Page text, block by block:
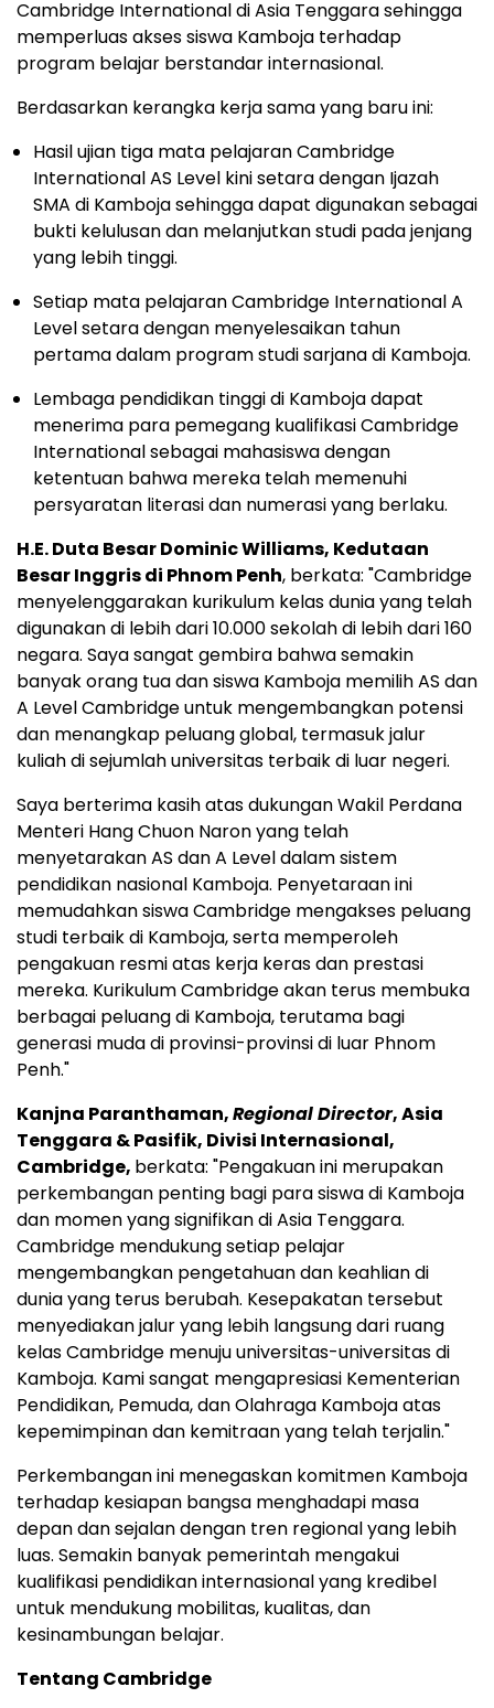
Cambridge International diAsia Tenggarasehingga
memperluas akses siswa Kamboja terhadap
program belajar berstandar internasional.
Berdasarkan kerangka kerja sama yang baru ini:
Hasil ujian tiga mata pelajaran Cambridge
International AS Level kini setara dengan Ijazah
SMA di Kamboja sehingga dapat digunakan sebagai
bukti kelulusan dan melanjutkan studi pada jenjang
yang lebih tinggi.
Setiap mata pelajaran Cambridge International A
Level setara dengan menyelesaikan tahun
pertama dalam program studi sarjana di Kamboja.
Lembaga pendidikan tinggi di Kamboja dapat
menerima para pemegang kualifikasi Cambridge
International sebagai mahasiswa dengan
ketentuan bahwa mereka telah memenuhi
persyaratan literasi dan numerasi yang berlaku.
H.E.Duta Besar Dominic Williams, Kedutaan
Besar Inggris di Phnom Penh, berkata: "Cambridge
menyelenggarakan kurikulum kelas dunia yang telah
digunakan di lebih dari 10.000 sekolah di lebih dari 160
negara. Saya sangat gembira bahwa semakin
banyak orang tua dan siswa Kamboja memilih AS dan
A Level Cambridge untuk mengembangkan potensi
dan menangkap peluang global, termasuk jalur
kuliah di sejumlah universitas terbaik di luar negeri.
Saya berterima kasih atas dukungan Wakil Perdana
Menteri Hang Chuon Naron yang telah
menyetarakan AS dan A Level dalam sistem
pendidikan nasional Kamboja. Penyetaraan ini
memudahkan siswaCambridge mengakses peluang
studi terbaik di Kamboja, serta memperoleh
pengakuan resmi atas kerja keras dan prestasi
mereka. Kurikulum Cambridge akan terus membuka
berbagai peluang di Kamboja, terutama bagi
generasi muda di provinsi-provinsi di luar Phnom
Penh."
Kanjna Paranthaman,Regional Director,Asia
Tenggara & Pasifik, Divisi Internasional,
Cambridge, berkata: "Pengakuan ini merupakan
perkembangan penting bagi para siswa di Kamboja
dan momen yang signifikan diAsia Tenggara.
Cambridge mendukung setiap pelajar
mengembangkan pengetahuan dan keahlian di
dunia yang terus berubah. Kesepakatan tersebut
menyediakan jalur yang lebih langsung dari ruang
kelasCambridge menuju universitas-universitas di
Kamboja. Kami sangat mengapresiasi Kementerian
Pendidikan, Pemuda, dan Olahraga Kamboja atas
kepemimpinan dan kemitraan yang telah terjalin."
Perkembangan ini menegaskan komitmen Kamboja
terhadap kesiapan bangsa menghadapi masa
depan dan sejalan dengan tren regional yang lebih
luas. Semakin banyak pemerintah mengakui
kualifikasi pendidikan internasional yang kredibel
untuk mendukung mobilitas, kualitas, dan
kesinambungan belajar.
Tentang Cambridge